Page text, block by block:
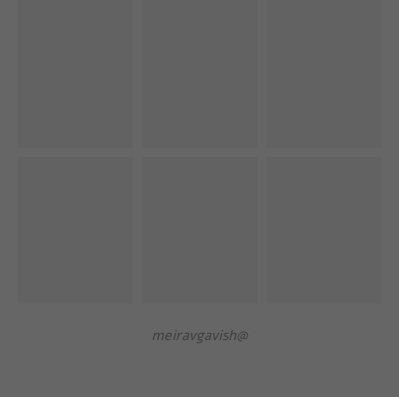
@meiravgavish